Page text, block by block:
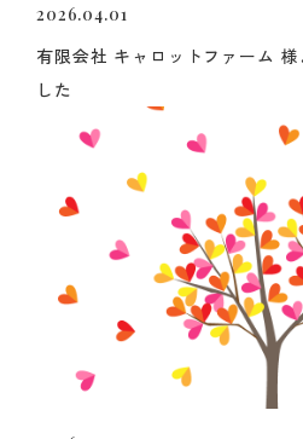
2026.04.01
有限会社 キャロットファーム
した